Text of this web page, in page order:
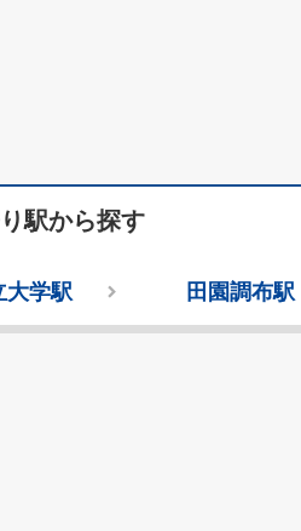
駅から探す
大学駅 田園調布駅